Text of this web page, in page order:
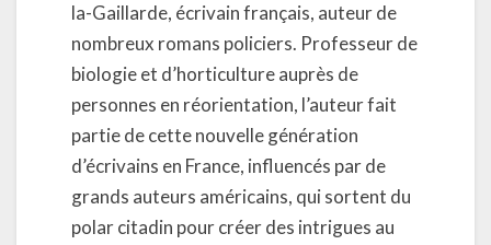
la-Gaillarde, écrivain français, auteur de
nombreux romans policiers. Professeur de
biologie et d’horticulture auprès de
personnes en réorientation, l’auteur fait
partie de cette nouvelle génération
d’écrivains en France, influencés par de
grands auteurs américains, qui sortent du
polar citadin pour créer des intrigues au